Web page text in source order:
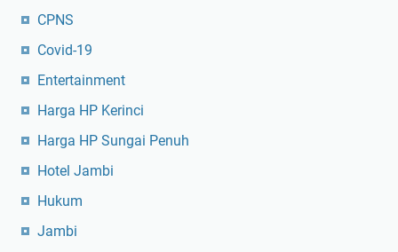
CPNS
Covid-19
Entertainment
Harga HP Kerinci
Harga HP Sungai Penuh
Hotel Jambi
Hukum
Jambi